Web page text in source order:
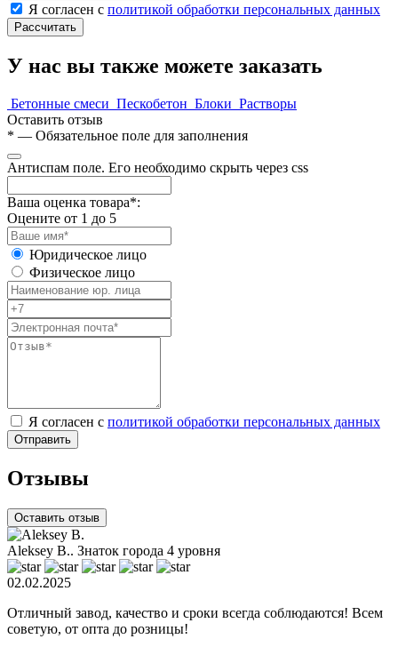
Я согласен с политикой обработки персональных данных
Рассчитать
У нас вы также можете заказать
Бетонные смеси Пескобетон Блоки Растворы
Оставить отзыв
* — Обязательное поле для заполнения
Антиспам поле. Его необходимо скрыть через css
Ваша оценка товара*:
Оцените от 1 до 5
Юридическое лицо
Физическое лицо
Я согласен с политикой обработки персональных данных
Отзывы
Оставить отзыв
Aleksey B.. Знаток города 4 уровня
02.02.2025
Отличный завод, качество и сроки всегда соблюдаются! Всем
советую, от опта до розницы!